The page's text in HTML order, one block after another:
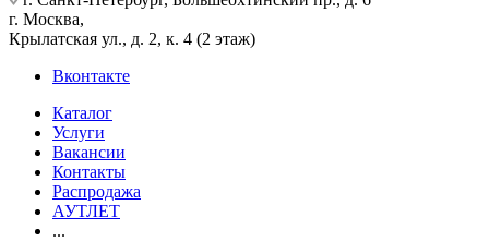
г. Москва,
Крылатская ул., д. 2, к. 4 (2 этаж)
Вконтакте
Каталог
Услуги
Вакансии
Контакты
Распродажа
АУТЛЕТ
...